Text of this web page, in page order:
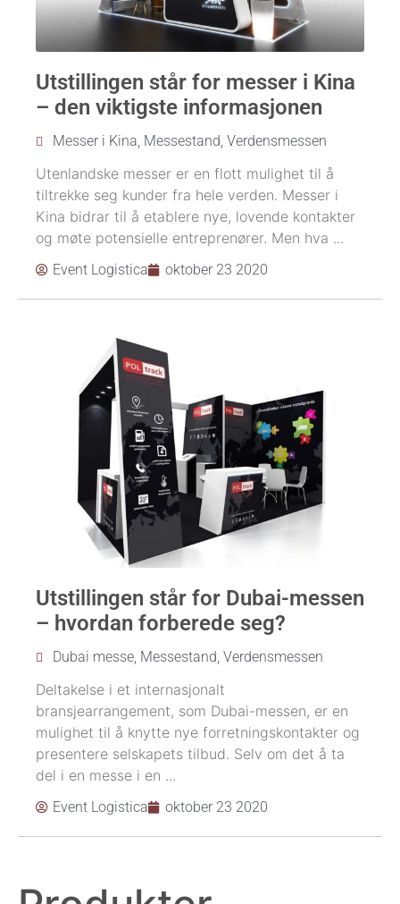
Utstillingen står for messer i Kina
– den viktigste informasjonen
Messer i Kina Messestand Verdensmessen
Utenlandske messer er en flott mulighet til å
tiltrekke seg kunder fra hele verden. Messer i
Kina bidrar til å etablere nye, lovende kontakter
og møte potensielle entreprenører. Men hva ...
Event Logistica oktober 23 2020
Utstillingen står for Dubai-messen
– hvordan forberede seg?
Dubai messe Messestand Verdensmessen
Deltakelse i et internasjonalt
bransjearrangement, som Dubai-messen, er en
mulighet til å knytte nye forretningskontakter og
presentere selskapets tilbud. Selv om det å ta
del i en messe i en ...
Event Logistica oktober 23 2020